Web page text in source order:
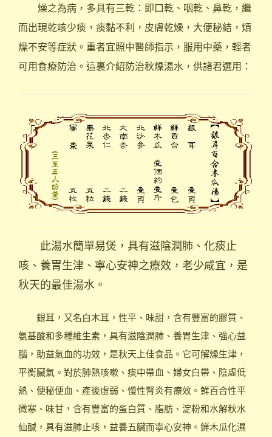
燥之為病，多具有三乾：即口乾、咽乾、鼻乾，繼
而出現乾咳少痰，痰黏不利，皮膚乾燥，大便秘結，煩
燥不安等症狀。重者宜照中醫師指示，服用中藥，輕者
可用食療防治。這裏介紹防治秋燥湯水，供諸君選用：
此湯水簡單易煲，具有滋陰潤肺、化痰止
咳、養胃生津、寧心安神之療效，老少咸宜，是
秋天的最佳湯水。
銀耳，又名白木耳，性平、味甜，含有豐富的膠質、
氨基酸和多種維生素，具有滋陰潤肺、養胃生津、強心益
腦，助益氣血的功效，是秋天上佳食品。它可解燥生津，
平衡臟氣。對於肺熱咳嗽、痰中帶血、婦女白帶、陰虛低
熱、便秘便血、產後虛弱、慢性腎炎有療效。鮮百合性平
微寒、味甘，含有豐富的蛋白質、脂肪、淀粉和水解秋水
仙醎，具有滋肺止咳，益養五臟而寧心安神。鮮木瓜化濕